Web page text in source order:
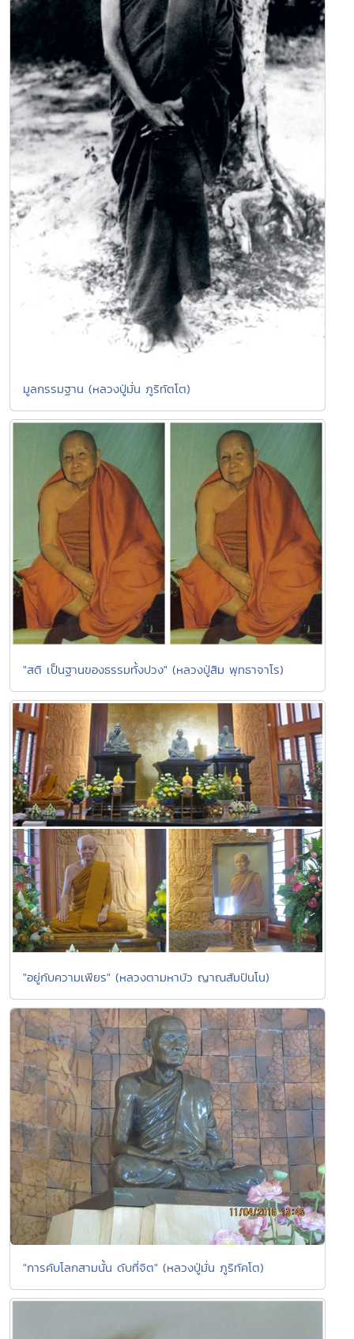
มูลกรรมฐาน (หลวงปู่มั่น ภูริทัตโต)
"สติ เป็นฐานของธรรมทั้งปวง" (หลวงปู่สิม พุทธาจาโร)
"อยู่กับความเพียร" (หลวงตามหาบัว ญาณสัมปันโน)
"การคับโลกสามนั้น ดับที่จิต" (หลวงปู่มั่น ภูริทัคโต)